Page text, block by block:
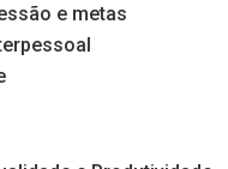
e metas